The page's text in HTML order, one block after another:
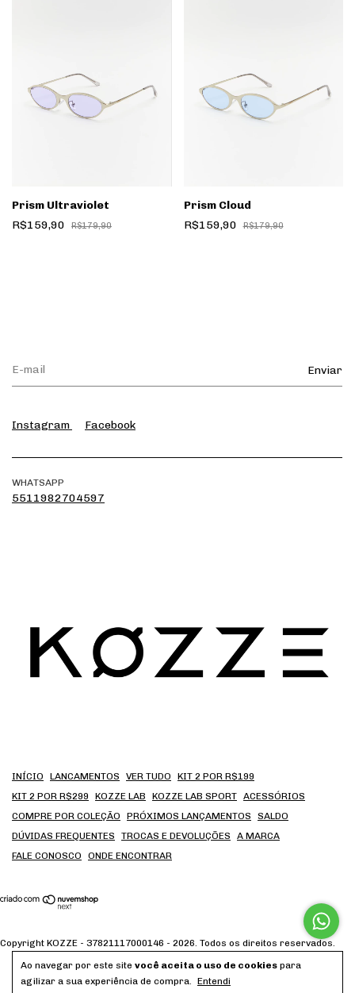
Ao navegar por este site você aceita o uso de cookies para
agilizar a sua experiência de compra. Entendi
Prism Ultraviolet
R$159,90
R$179,90
Prism Cloud
R$159,90
R$179,90
Instagram Facebook
WHATSAPP
5511982704597
INÍCIO LANCAMENTOS VER TUDO
KIT 2 POR R$199
KIT 2 POR R$299
KOZZE LAB KOZZE LAB SPORT ACESSÓRIOS
COMPRE POR COLEÇÃO
PRÓXIMOS LANÇAMENTOS
SALDO
DÚVIDAS FREQUENTES
TROCAS E DEVOLUÇÕES
A MARCA
FALE CONOSCO
ONDE ENCONTRAR
Copyright KOZZE - 37821117000146 - 2026. Todos os direitos reservados.